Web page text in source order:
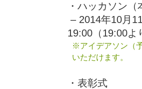
・ハッカソン（
– 2014年10月
19:00（19:00よ
※アイデアソン（
いただけます。
・表彰式